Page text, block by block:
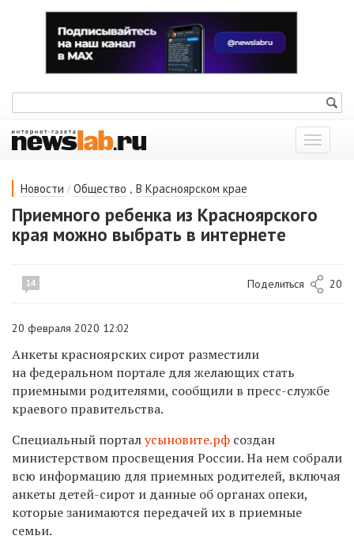
Показать
меню
Новости / Общество , В Красноярском крае
Приемного ребенка из Красноярского
края можно выбрать в интернете
14 Поделиться 20
20 февраля 2020 12:02
Анкеты красноярских сирот разместили
на федеральном портале для желающих стать
приемными родителями, сообщили в пресс-службе
краевого правительства.
Специальный порталусыновите.рф создан
министерством просвещения России. На нем собрали
всю информацию для приемных родителей, включая
анкеты детей-сирот и данные об органах опеки,
которые занимаются передачей их в приемные
семьи.